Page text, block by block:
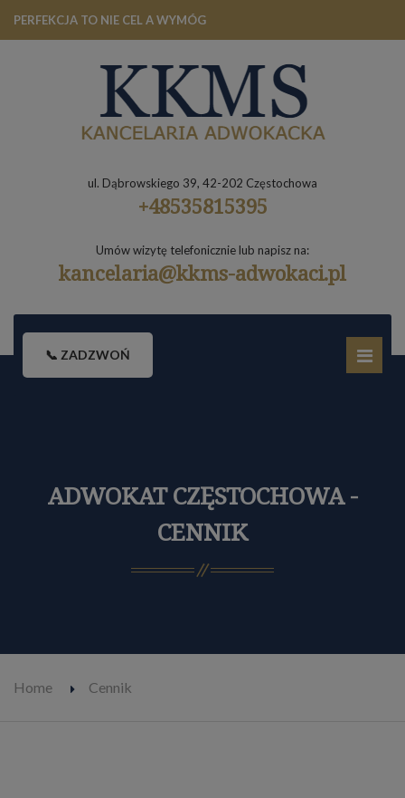
PERFEKCJA TO NIE CEL A WYMÓG
ul. Dąbrowskiego 39, 42-202 Częstochowa
+48535815395
Umów wizytę telefonicznie lub napisz na:
kancelaria@kkms-adwokaci.pl
📞 ZADZWOŃ
ADWOKAT CZĘSTOCHOWA -
CENNIK
Home Cennik